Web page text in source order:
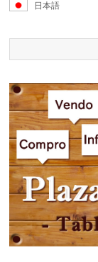
日本語